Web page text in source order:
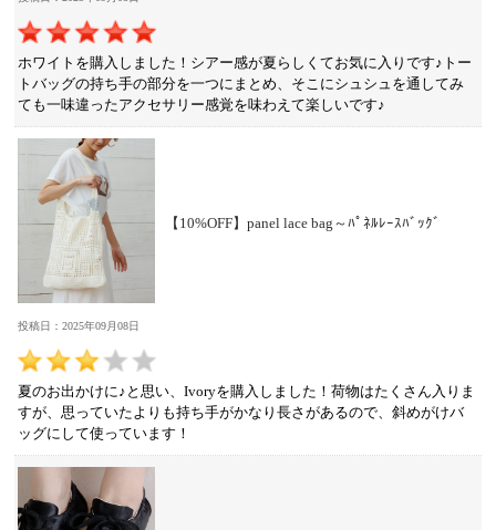
ホワイトを購入しました！シアー感が夏らしくてお気に入りです♪トー
トバッグの持ち手の部分を一つにまとめ、そこにシュシュを通してみ
ても一味違ったアクセサリー感覚を味わえて楽しいです♪
【10%OFF】panel lace bag～ﾊﾟﾈﾙﾚｰｽﾊﾞｯｸﾞ
投稿日：2025年09月08日
夏のお出かけに♪と思い、Ivoryを購入しました！荷物はたくさん入りま
すが、思っていたよりも持ち手がかなり長さがあるので、斜めがけバ
ッグにして使っています！